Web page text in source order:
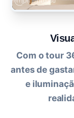
Com o tour
antes de
e